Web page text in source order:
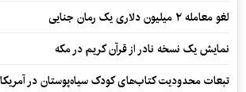
لغو معامله ۲ میلیون دلاری یک رمان جنایی
نمایش یک نسخه نادر از قرآن کریم در مکه
تبعات محدودیت کتاب‌های کودک سیاه‌پوستان در آمریکا